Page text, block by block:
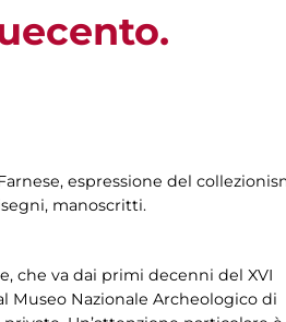
espressione del
manoscritti.
che va dai primi decenni del XVI
Museo Nazionale Archeologico di